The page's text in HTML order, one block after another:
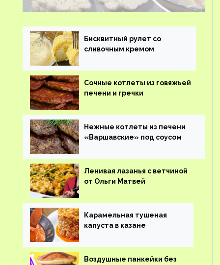
Бисквитный рулет со
сливочным кремом
Сочные котлеты из говяжьей
печени и гречки
Нежные котлеты из печени
«Варшавские» под соусом
Ленивая лазанья с ветчиной
от Ольги Матвей
Карамельная тушеная
капуста в казане
Воздушные панкейки без